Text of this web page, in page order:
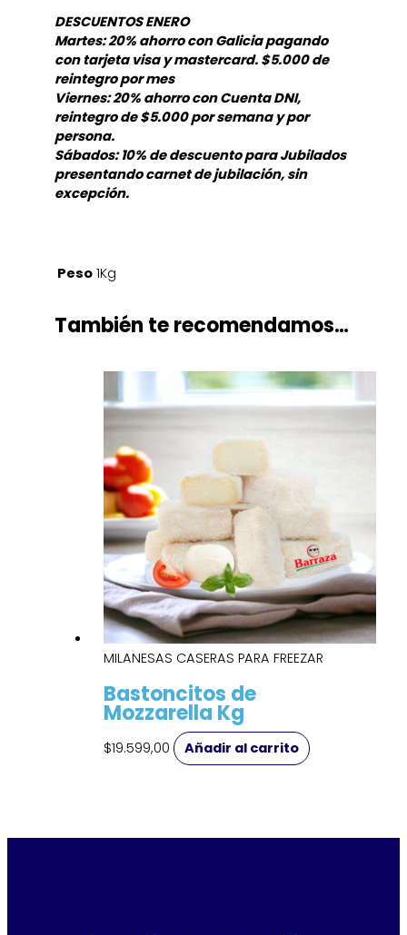
DESCUENTOS ENERO
Martes: 20% ahorro con Galicia pagando
con tarjeta visa y mastercard. $5.000 de
reintegro por mes
Viernes: 20% ahorro con Cuenta DNI,
reintegro de $5.000 por semana y por
persona.
Sábados: 10% de descuento para Jubilados
presentando carnet de jubilación, sin
excepción.
Peso 1Kg
También te recomendamos…
MILANESAS CASERAS PARA FREEZAR
Bastoncitos de
Mozzarella Kg
$19.599,00 Añadir al carrito